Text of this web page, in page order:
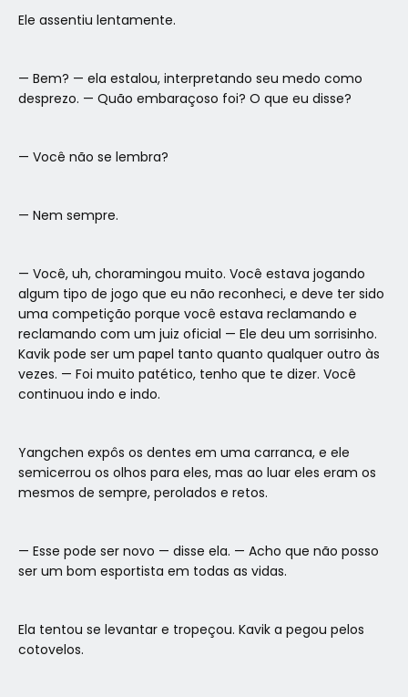
Ele assentiu lentamente.
— Bem? — ela estalou, interpretando seu medo como
desprezo. — Quão embaraçoso foi? O que eu disse?
— Você não se lembra?
— Nem sempre.
— Você, uh, choramingou muito. Você estava jogando
algum tipo de jogo que eu não reconheci, e deve ter sido
uma competição porque você estava reclamando e
reclamando com um juiz oficial — Ele deu um sorrisinho.
Kavik pode ser um papel tanto quanto qualquer outro às
vezes. — Foi muito patético, tenho que te dizer. Você
continuou indo e indo.
Yangchen expôs os dentes em uma carranca, e ele
semicerrou os olhos para eles, mas ao luar eles eram os
mesmos de sempre, perolados e retos.
— Esse pode ser novo — disse ela. — Acho que não posso
ser um bom esportista em todas as vidas.
Ela tentou se levantar e tropeçou. Kavik a pegou pelos
cotovelos.